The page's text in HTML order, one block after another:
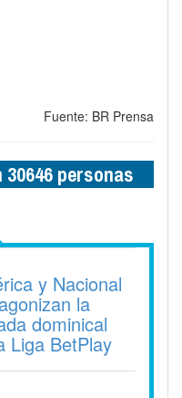
Fuente: BR Prensa
personas
y Nacional
la
dominical
Liga BetPlay